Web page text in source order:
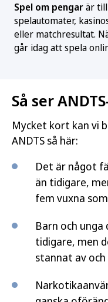
Spel om pengarär
spelautomater,
eller matchresultat.
går idag att spela
Så ser
Mycket kort kan vi
ANDTS så här:
Det är något
än tidigare,
fem vuxna
Barn och
tidigare, men
stannat av